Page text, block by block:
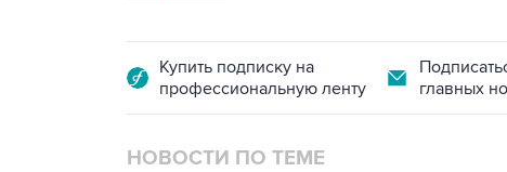
Купить подписку на
профессиональную ленту
главных
НОВОСТИ ПО ТЕМЕ